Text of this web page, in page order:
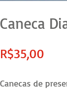
Caneca
R$35,00
Canecas de